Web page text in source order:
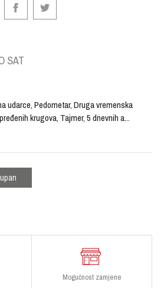
SAT
udarce, Pedometar, Druga vremenska
krugova, Tajmer, 5 dnevnih a...
Mogućnost zamjene